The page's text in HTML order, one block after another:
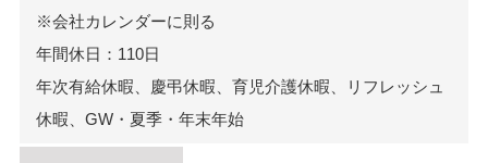
※会社カレンダーに則る
年間休日：110日
年次有給休暇、慶弔休暇、育児介護休暇、リフレッシュ
休暇、GW・夏季・年末年始